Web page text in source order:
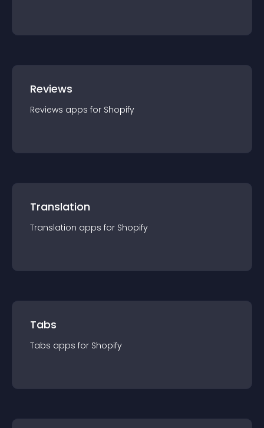
Reviews
Reviews apps for Shopify
Translation
Translation apps for Shopify
Tabs
Tabs apps for Shopify